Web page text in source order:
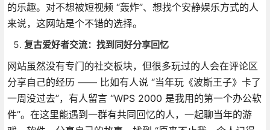
的乐趣。对不想被短视频 “轰炸”、想找个安静娱乐方式的人
来说，这网站是个不错的选择。
复古爱好者交流：找到同好分享回忆
网站虽然没有专门的社交板块，但很多玩过的人会在评论区
分享自己的经历 —— 比如有人说 “当年玩《波斯王子》卡了
一周没过去”，有人留言 “WPS 2000 是我用的第一个办公软
件”。在这里能遇到一群有共同回忆的人，一起聊当年的游